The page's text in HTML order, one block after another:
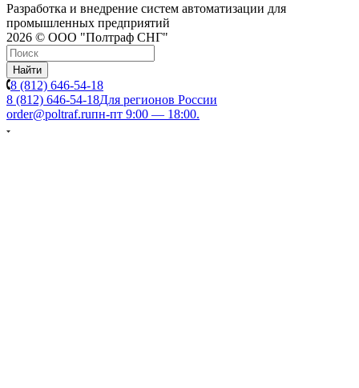
Разработка и внедрение систем автоматизации для
промышленных предприятий
2026 © ООО "Полтраф СНГ"
Найти
8 (812) 646-54-18
8 (812) 646-54-18Для регионов России
order@poltraf.ruпн-пт 9:00 — 18:00.